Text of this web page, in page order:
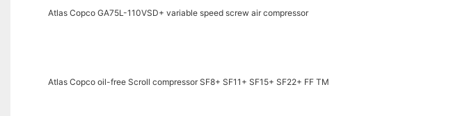
Atlas Copco GA75L-110VSD+ variable speed screw air compressor
Atlas Copco oil-free Scroll compressor SF8+ SF11+ SF15+ SF22+ FF TM